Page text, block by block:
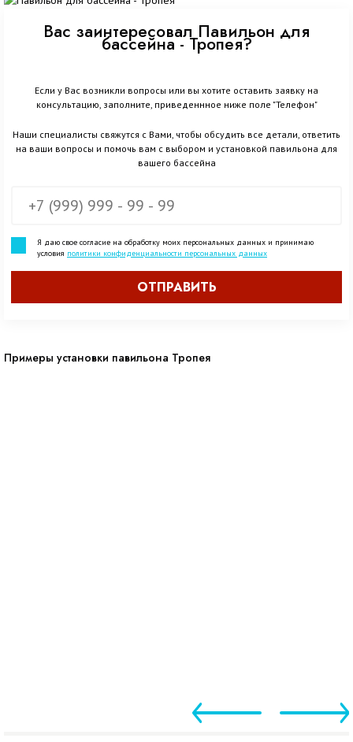
Вас заинтересовал Павильон для
бассейна - Тропея?
Если у Вас возникли вопросы или вы хотите оставить заявку на
консультацию, заполните, приведеннное ниже поле "Телефон"
Наши специалисты свяжутся с Вами, чтобы обсудить все детали, ответить
на ваши вопросы и помочь вам с выбором и установкой павильона для
вашего бассейна
Я даю свое согласие на обработку моих персональных данных и принимаю
условия политики конфиденциальности персональных данных
ОТПРАВИТЬ
Примеры установки павильона Тропея